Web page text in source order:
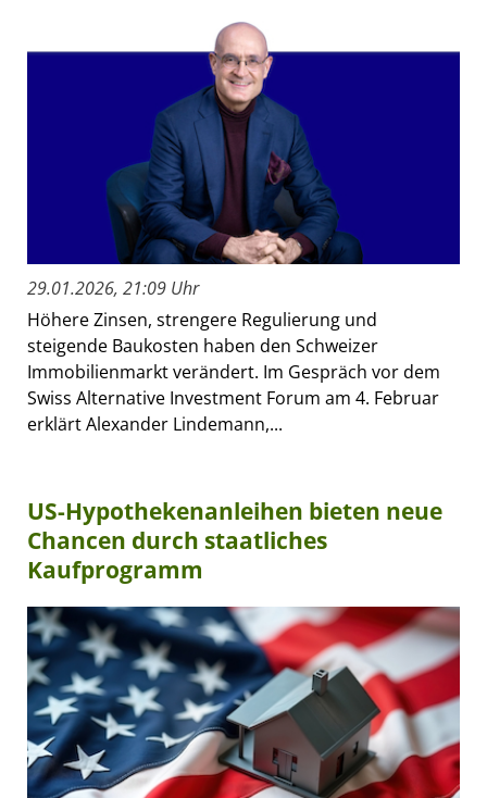
29.01.2026, 21:09 Uhr
Höhere Zinsen, strengere Regulierung und
steigende Baukosten haben den Schweizer
Immobilienmarkt verändert. Im Gespräch vor dem
Swiss Alternative Investment Forum am 4. Februar
erklärt Alexander Lindemann,...
US-Hypothekenanleihen bieten neue
Chancen durch staatliches
Kaufprogramm